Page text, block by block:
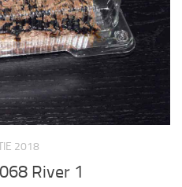
2018
River 1